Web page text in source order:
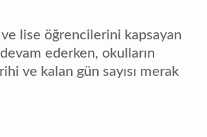
ve lise öğrencilerini kapsayan
ederken, okulların
ve kalan gün sayısı merak